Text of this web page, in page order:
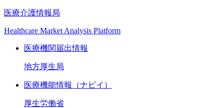
医療介護情報局
Healthcare Market Analysis Platform
医療機関届出情報
地方厚生局
医療機能情報（ナビイ）
厚生労働省